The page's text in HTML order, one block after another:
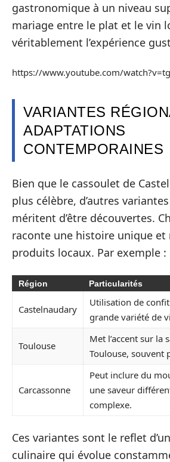
gastronomique à un niveau
mariage entre le plat et le vin
véritablement l’expérience
https://www.youtube.com/
VARIANTES
ADAPTATIONS
CONTEMPORAINES
Bien que le cassoulet de
plus célèbre, d’autres
méritent d’être découvertes.
raconte une histoire unique et
produits locaux. Par exemple :
Région Particularités
Castelnaudary
Utilisation de
grande variété de
Toulouse
Met l’accent sur la
Toulouse, souvent
Carcassonne
Peut inclure du
une saveur
complexe.
Ces variantes sont le reflet
culinaire qui évolue